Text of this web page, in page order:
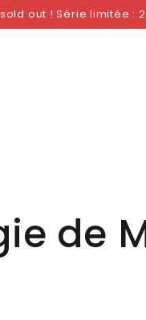
out ! Série limitée :
de